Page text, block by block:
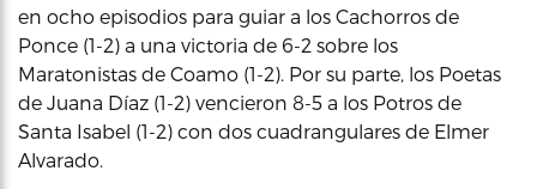
en ocho episodios para guiar a los Cachorros de
Ponce (1-2) a una victoria de 6-2 sobre los
Maratonistas de Coamo (1-2). Por su parte, los Poetas
de Juana Díaz (1-2) vencieron 8-5 a los Potros de
Santa Isabel (1-2) con dos cuadrangulares de Elmer
Alvarado.